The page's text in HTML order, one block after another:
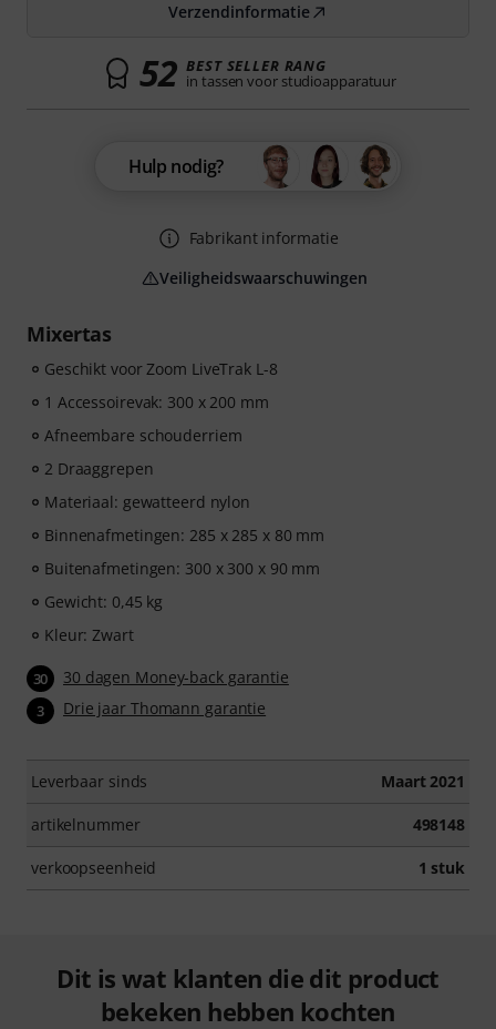
Mixertas
Geschikt voor Zoom LiveTrak L-8
1 Accessoirevak: 300 x 200 mm
Afneembare schouderriem
2 Draaggrepen
Materiaal: gewatteerd nylon
Binnenafmetingen: 285 x 285 x 80 mm
Buitenafmetingen: 300 x 300 x 90 mm
Gewicht: 0,45 kg
Kleur: Zwart
30 30 dagen Money-back garantie
3 Drie jaar Thomann garantie
Leverbaar sinds Maart 2021
artikelnummer 498148
verkoopseenheid 1 stuk
Verzendinformatie
52 BEST SELLER RANG
in tassen voor studioapparatuur
Hulp nodig?
Fabrikant informatie
Veiligheidswaarschuwingen
Dit is wat klanten die dit product
bekeken hebben kochten